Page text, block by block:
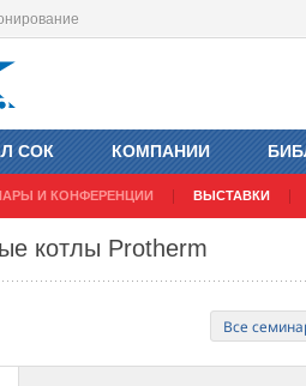
И КОНФЕРЕНЦИИ ВЫСТАВКИ
СОК КОМПАНИИ
котлы Protherm
Все